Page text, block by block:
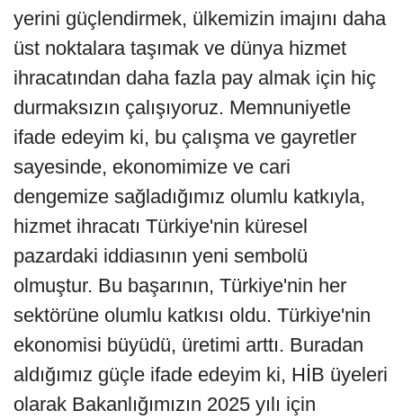
yerini güçlendirmek, ülkemizin imajını daha
üst noktalara taşımak ve dünya hizmet
ihracatından daha fazla pay almak için hiç
durmaksızın çalışıyoruz. Memnuniyetle
ifade edeyim ki, bu çalışma ve gayretler
sayesinde, ekonomimize ve cari
dengemize sağladığımız olumlu katkıyla,
hizmet ihracatı Türkiye'nin küresel
pazardaki iddiasının yeni sembolü
olmuştur. Bu başarının, Türkiye'nin her
sektörüne olumlu katkısı oldu. Türkiye'nin
ekonomisi büyüdü, üretimi arttı. Buradan
aldığımız güçle ifade edeyim ki, HİB üyeleri
olarak Bakanlığımızın 2025 yılı için